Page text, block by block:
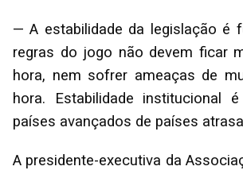
— A estabilidade da legislação é
regras do jogo não devem ficar
hora, nem sofrer ameaças de
hora. Estabilidade institucional
países avançados de países
A presidente-executiva da